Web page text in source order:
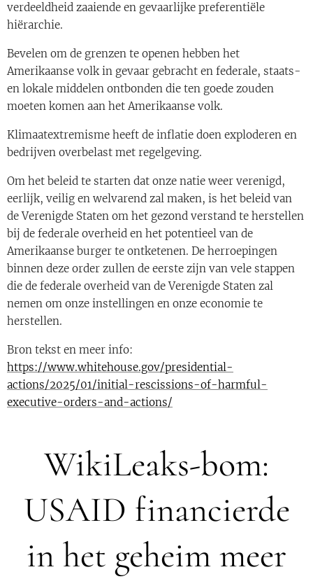
verdeeldheid zaaiende en gevaarlijke preferentiële
hiërarchie.
Bevelen om de grenzen te openen hebben het
Amerikaanse volk in gevaar gebracht en federale, staats-
en lokale middelen ontbonden die ten goede zouden
moeten komen aan het Amerikaanse volk.
Klimaatextremisme heeft de inflatie doen exploderen en
bedrijven overbelast met regelgeving.
Om het beleid te starten dat onze natie weer verenigd,
eerlijk, veilig en welvarend zal maken, is het beleid van
de Verenigde Staten om het gezond verstand te herstellen
bij de federale overheid en het potentieel van de
Amerikaanse burger te ontketenen. De herroepingen
binnen deze order zullen de eerste zijn van vele stappen
die de federale overheid van de Verenigde Staten zal
nemen om onze instellingen en onze economie te
herstellen.
Bron tekst en meer info:
https://www.whitehouse.gov/presidential-
actions/2025/01/initial-rescissions-of-harmful-
executive-orders-and-actions/
WikiLeaks-bom:
USAID financierde
in het geheim meer